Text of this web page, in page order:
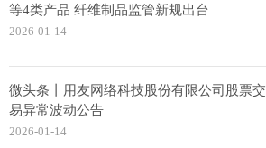
等4类产品 纤维制品监管新规出台
2026-01-14
微头条丨用友网络科技股份有限公司股票交
易异常波动公告
2026-01-14